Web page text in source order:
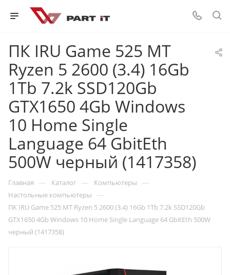
ПК IRU Game 525 MT
Ryzen 5 2600 (3.4) 16Gb
1Tb 7.2k SSD120Gb
GTX1650 4Gb Windows
10 Home Single
Language 64 GbitEth
500W черный (1417358)
Главная — Каталог — Компьютеры —
Настольные компьютеры —
ПК IRU Game 525 MT Ryzen 5 2600 (3.4) 16Gb 1Tb 7.2k SSD120Gb
GTX1650 4Gb Windows 10 Home Single Language 64 GbitEth 500W
черный (1417358)